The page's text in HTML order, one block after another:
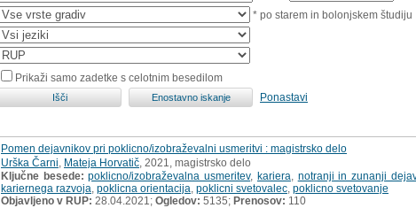
* po starem in bolonjskem študiju
Prikaži samo zadetke s celotnim besedilom
Ponastavi
Pomen dejavnikov pri poklicno/izobraževalni usmeritvi : magistrsko delo
Urška Čarni Mateja Horvatič , 2021, magistrsko delo
Ključne besede: poklicno/izobraževalna usmeritev, kariera notranji in zunanji
kariernega razvoja poklicna orientacija poklicni svetovalec poklicno svetovanje
Objavljeno v RUP: 28.04.2021; Ogledov: 5135; Prenosov: 110